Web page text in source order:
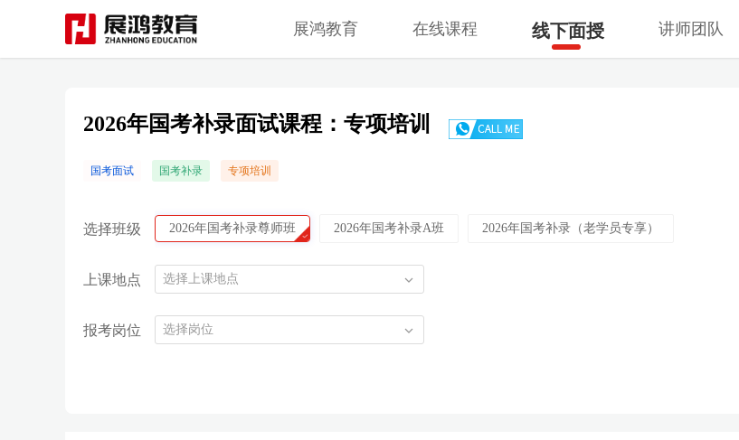
2026年国考补录面试课程：专项培训
国考面试 国考补录 专项培训
选择班级 2026年国考补录尊师班 2026年国考补录A班 2026年国考补录（老学员专享）
上课地点 选择上课地点
报考岗位 选择岗位
展鸿教育 在线课程 线下面授 讲师团队